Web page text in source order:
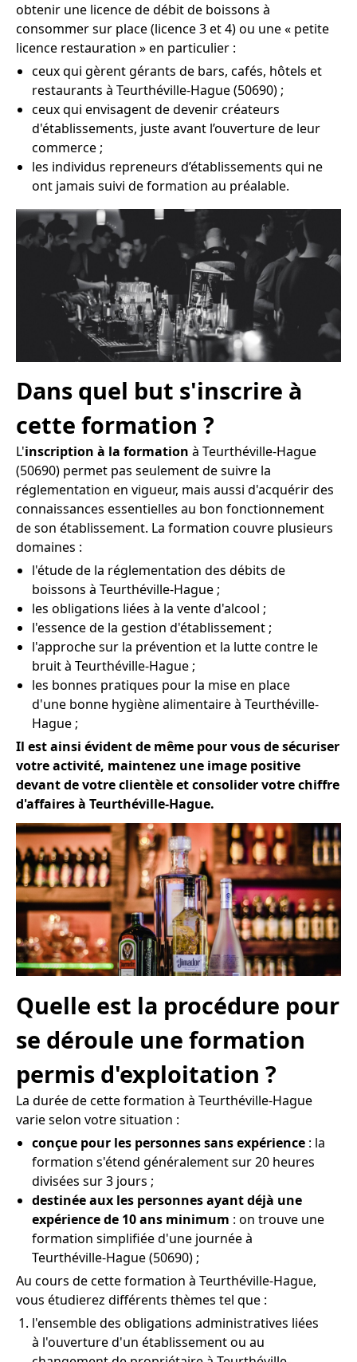
obtenir une licence de débit de boissons à
consommer sur place (licence 3 et 4) ou une « petite
licence restauration » en particulier :
ceux qui gèrent gérants de bars, cafés, hôtels et
restaurants à Teurthéville-Hague (50690) ;
ceux qui envisagent de devenir créateurs
d'établissements, juste avant l’ouverture de leur
commerce ;
les individus repreneurs d’établissements qui ne
ont jamais suivi de formation au préalable.
Dans quel but s'inscrire à
cette formation ?
L'inscription à la formation à Teurthéville-Hague
(50690) permet pas seulement de suivre la
réglementation en vigueur, mais aussi d'acquérir des
connaissances essentielles au bon fonctionnement
de son établissement. La formation couvre plusieurs
domaines :
l'étude de la réglementation des débits de
boissons à Teurthéville-Hague ;
les obligations liées à la vente d'alcool ;
l'essence de la gestion d'établissement ;
l'approche sur la prévention et la lutte contre le
bruit à Teurthéville-Hague ;
les bonnes pratiques pour la mise en place
d'une bonne hygiène alimentaire à Teurthéville-
Hague ;
Il est ainsi évident de même pour vous de sécuriser
votre activité, maintenez une image positive
devant de votre clientèle et consolider votre chiffre
d'affaires à Teurthéville-Hague.
Quelle est la procédure pour
se déroule une formation
permis d'exploitation ?
La durée de cette formation à Teurthéville-Hague
varie selon votre situation :
conçue pour les personnes sans expérience : la
formation s'étend généralement sur 20 heures
divisées sur 3 jours ;
destinée aux les personnes ayant déjà une
expérience de 10 ans minimum : on trouve une
formation simplifiée d'une journée à
Teurthéville-Hague (50690) ;
Au cours de cette formation à Teurthéville-Hague,
vous étudierez différents thèmes tel que :
l'ensemble des obligations administratives liées
à l'ouverture d'un établissement ou au